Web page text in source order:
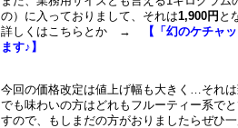
の）に入っておりまして、それは1,900円 と
詳しくはこちらとか →
【「幻のケチャ
ます♪】
今回の価格改定は値上げ幅も大きく…それは
でも味わいの方はどれもフルーティー系で
すので、もしまだの方がおりましたらぜひ